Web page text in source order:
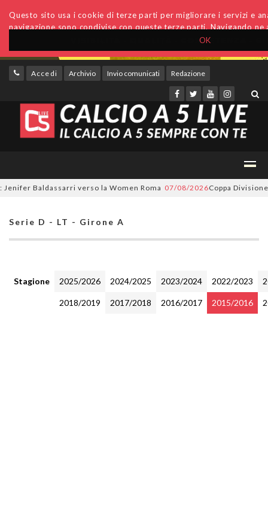
OK
Questo sito usa i cookie di terze parti per migliorare i servizi e
navigazione sono condivise con queste terze parti. Navigando
Accedi Archivio Invio comunicati Redazione
Baldassarri verso la Women Roma 07/08/2026Coppa Divisione, si
Serie D - LT - Girone A
Stagione 2025/2026 2024/2025 2023/2024 2022/2023
2018/2019 2017/2018 2016/2017 2015/2016